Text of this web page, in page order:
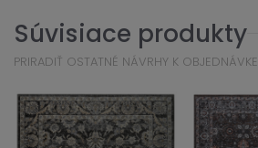
Súvisiace produkty
PRIRADIŤ OSTATNÉ NÁVRHY K OBJEDNÁVKE